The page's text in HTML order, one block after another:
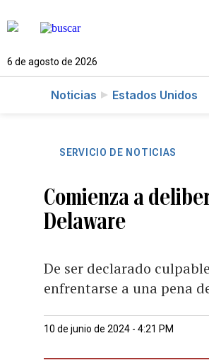
6 de agosto de 2026
Noticias Estados Unidos
SERVICIO DE NOTICIAS
Comienza a
Delaware
De ser declarado
enfrentarse a una pena
10 de junio de 2024 - 4:21 PM